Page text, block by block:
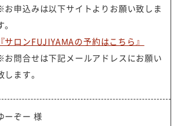
お申込みは以下サイトよりお願い致しま
。
『サロンFUJIYAMAの予約はこちら』
お問合せは下記メールアドレスにお願い
します。
ーぞー 様